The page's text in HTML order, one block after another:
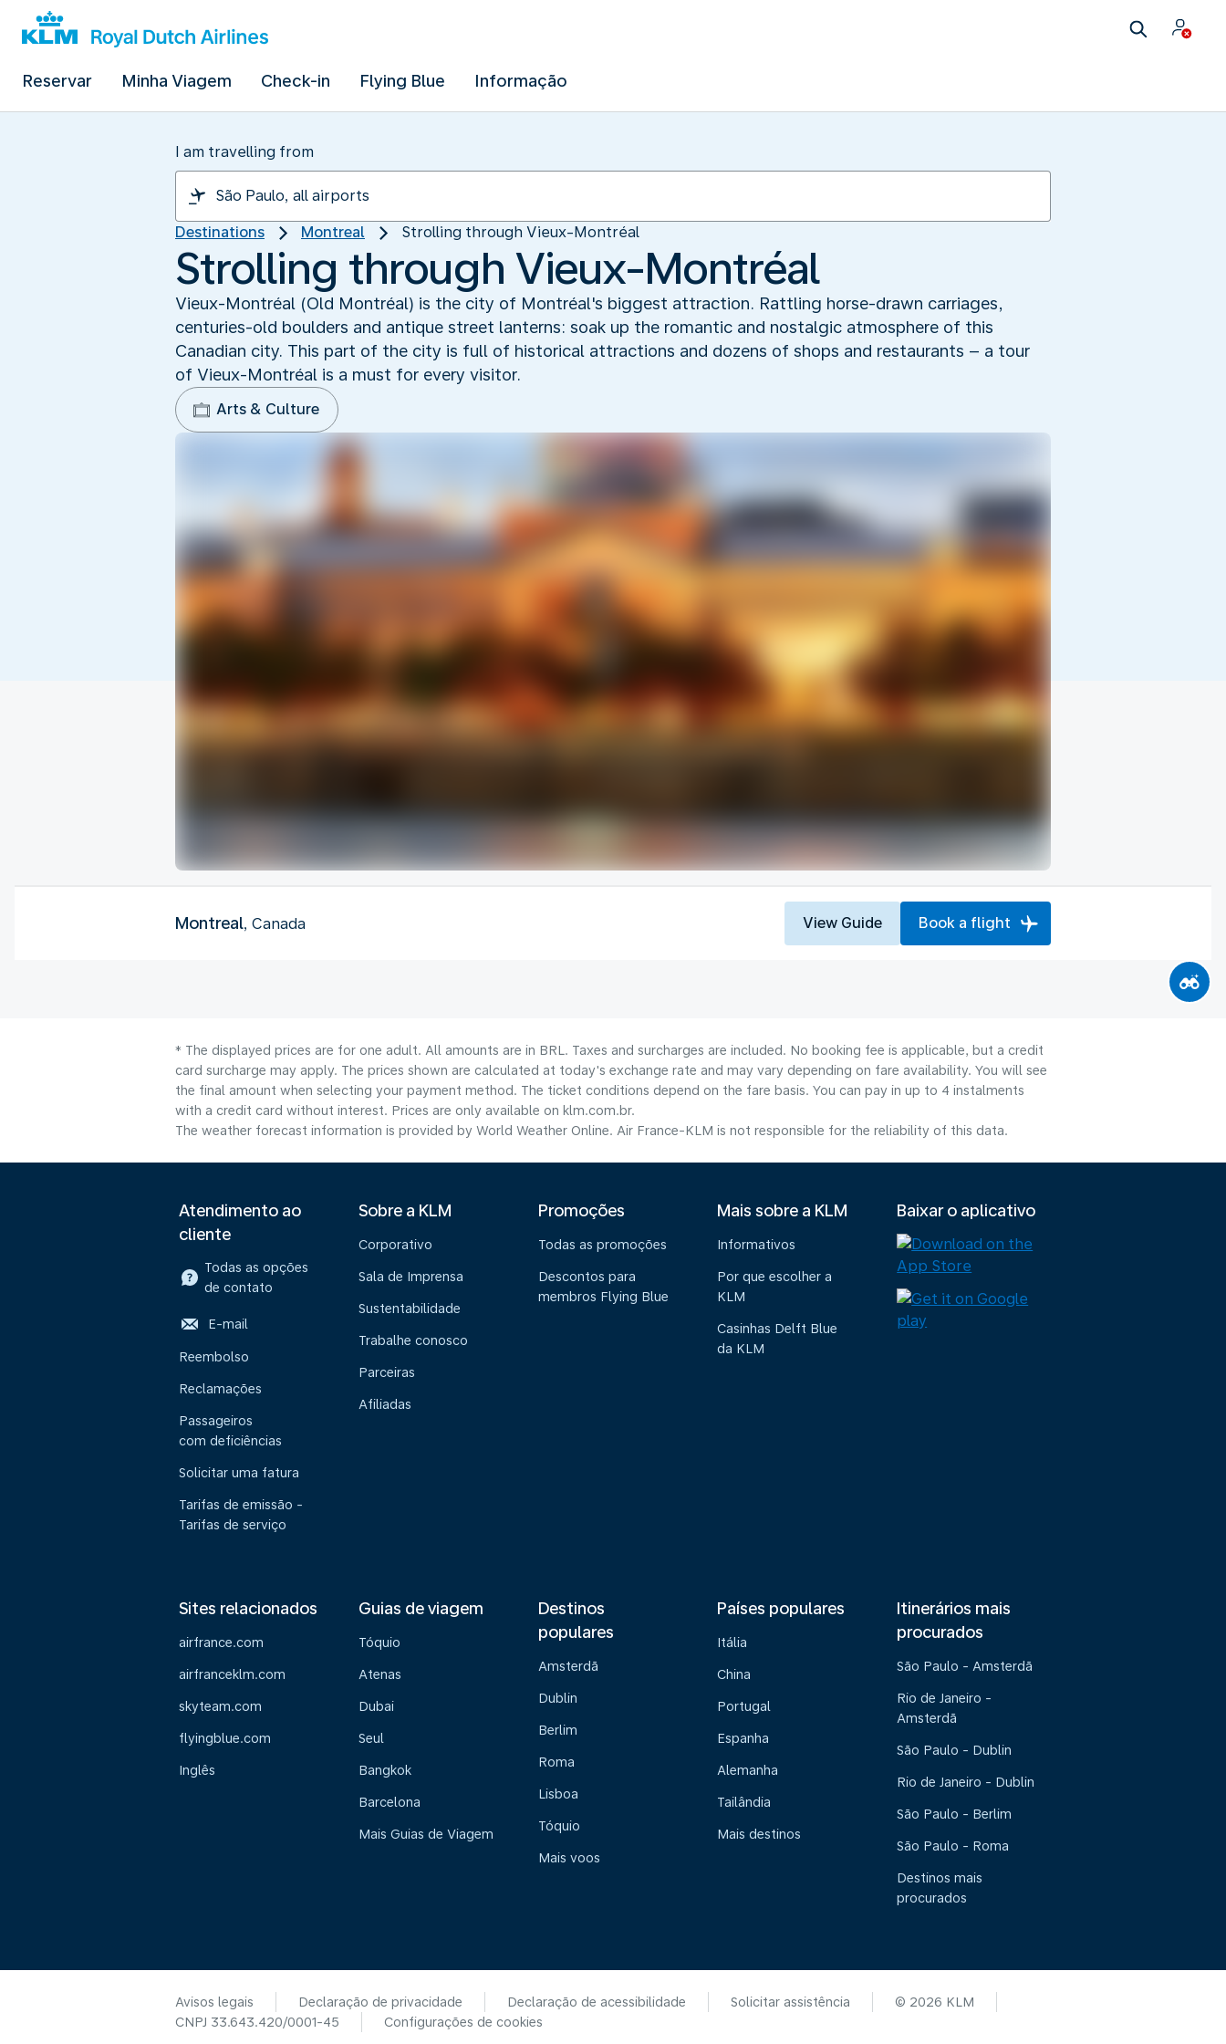
Reservar Minha Viagem Check-in Flying Blue Informação
I am travelling from
Destinations Montreal Strolling through Vieux-Montréal
Strolling through Vieux-Montréal
Vieux-Montréal (Old Montréal) is the city of Montréal's biggest attraction. Rattling horse-drawn carriages,
centuries-old boulders and antique street lanterns: soak up the romantic and nostalgic atmosphere of this
Canadian city. This part of the city is full of historical attractions and dozens of shops and restaurants – a tour
of Vieux-Montréal is a must for every visitor.
Arts & Culture
Montreal, Canada View Guide Book a flight
* The displayed prices are for one adult. All amounts are in BRL. Taxes and surcharges are included. No booking fee is applicable, but a credit
card surcharge may apply. The prices shown are calculated at today's exchange rate and may vary depending on fare availability. You will see
the final amount when selecting your payment method.​ The ticket conditions depend on the fare basis. You can pay in up to 4 instalments
with a credit card without interest. Prices are only available on klm.com.br.
The weather forecast information is provided by World Weather Online. Air France-KLM is not responsible for the reliability of this data.
Atendimento ao
cliente
Todas as opções
de contato
E-mail
Reembolso
Reclamações
Passageiros
com deficiências
Solicitar uma fatura
Tarifas de emissão -
Tarifas de serviço
Sobre a KLM
Corporativo
Sala de Imprensa
Sustentabilidade
Trabalhe conosco
Parceiras
Afiliadas
Promoções
Todas as promoções
Descontos para
membros Flying Blue
Mais sobre a KLM
Informativos
Por que escolher a
KLM
Casinhas Delft Blue
da KLM
Baixar o aplicativo
Sites relacionados
airfrance.com
airfranceklm.com
skyteam.com
flyingblue.com
Inglês
Guias de viagem
Tóquio
Atenas
Dubai
Seul
Bangkok
Barcelona
Mais Guias de Viagem
Destinos
populares
Amsterdã
Dublin
Berlim
Roma
Lisboa
Tóquio
Mais voos
Países populares
Itália
China
Portugal
Espanha
Alemanha
Tailândia
Mais destinos
Itinerários mais
procurados
São Paulo - Amsterdã
Rio de Janeiro -
Amsterdã
São Paulo - Dublin
Rio de Janeiro - Dublin
São Paulo - Berlim
São Paulo - Roma
Destinos mais
procurados
Avisos legais Declaração de privacidade Declaração de acessibilidade Solicitar assistência
© 2026 KLM
CNPJ 33.643.420/0001-45
Configurações de cookies